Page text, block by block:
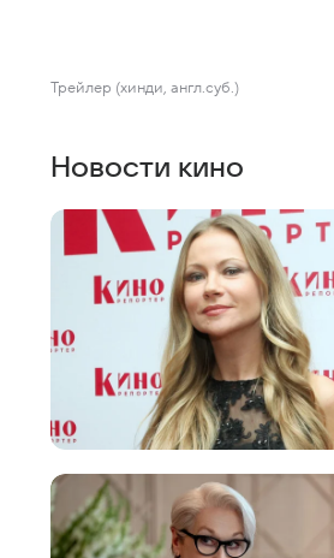
Трейлер (хинди, англ.суб.)
Новости кино